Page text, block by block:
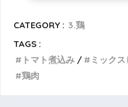
CATEGORY : 3.鶏
TAGS :
トマト煮込み
ミック
鶏肉